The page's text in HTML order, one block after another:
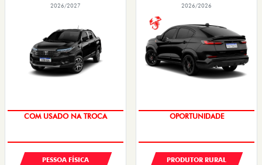
2026/2027
COM USADO NA TROCA
PESSOA FÍSICA
2026/2026
OPORTUNIDADE
PRODUTOR RURAL